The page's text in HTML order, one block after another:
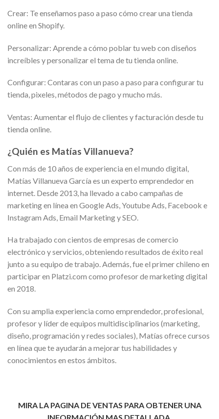
Crear: Te enseñamos paso a paso cómo crear una tienda
online en Shopify.
Personalizar: Aprende a cómo poblar tu web con diseños
increíbles y personalizar el tema de tu tienda online.
Configurar: Contaras con un paso a paso para configurar tu
tienda, pixeles, métodos de pago y mucho más.
Ventas: Aumentar el flujo de clientes y facturación desde tu
tienda online.
¿Quién es Matías Villanueva?
Con más de 10 años de experiencia en el mundo digital,
Matías Villanueva García es un experto emprendedor en
internet. Desde 2013, ha llevado a cabo campañas de
marketing en línea en Google Ads, Youtube Ads, Facebook e
Instagram Ads, Email Marketing y SEO.
Ha trabajado con cientos de empresas de comercio
electrónico y servicios, obteniendo resultados de éxito real
junto a su equipo de trabajo. Además, fue el primer chileno en
participar en Platzi.com como profesor de marketing digital
en 2018.
Con su amplia experiencia como emprendedor, profesional,
profesor y líder de equipos multidisciplinarios (marketing,
diseño, programación y redes sociales), Matías ofrece cursos
en línea que te ayudarán a mejorar tus habilidades y
conocimientos en estos ámbitos.
MIRA LA PAGINA DE VENTAS PARA OBTENER UNA